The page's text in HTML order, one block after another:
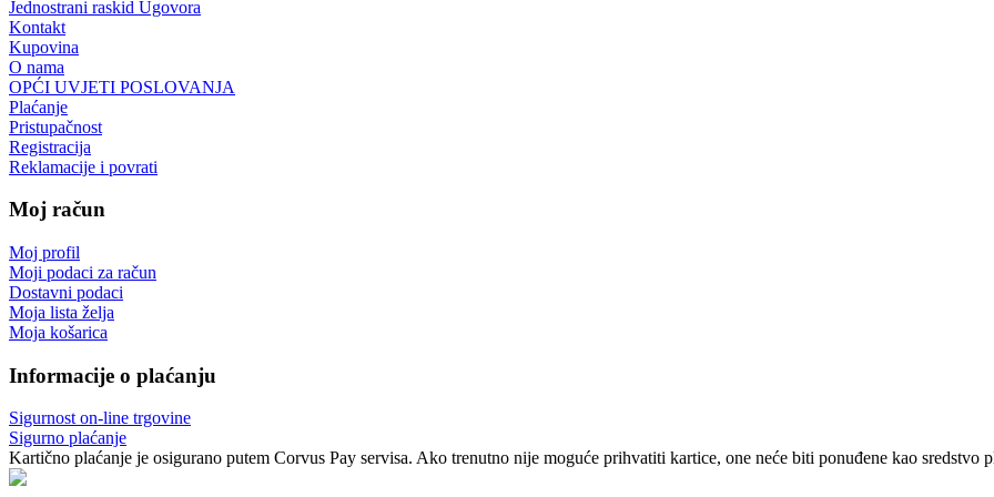
Jednostrani raskid Ugovora
Kontakt
Kupovina
O nama
OPĆI UVJETI POSLOVANJA
Plaćanje
Pristupačnost
Registracija
Reklamacije i povrati
Moj račun
Moj profil
Moji podaci za račun
Dostavni podaci
Moja lista želja
Moja košarica
Informacije o plaćanju
Sigurnost on-line trgovine
Sigurno plaćanje
Kartično plaćanje je osigurano putem Corvus Pay servisa. Ako trenutno nije moguće prihvatiti kartice, one neće biti ponuđene kao sredstvo